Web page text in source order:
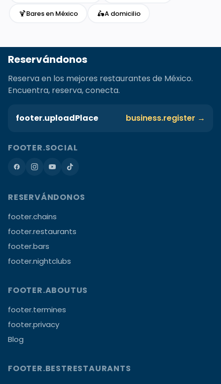
🍹Bares en México 🛵A domicilio
Reservándonos
Reserva en los mejores restaurantes de México.
Encuentra, reserva, conecta.
footer.uploadPlace business.register →
FOOTER.SOCIAL
RESERVÁNDONOS
footer.chains
footer.restaurants
footer.bars
footer.nightclubs
FOOTER.ABOUTUS
footer.termines
footer.privacy
Blog
FOOTER.BESTRESTAURANTS